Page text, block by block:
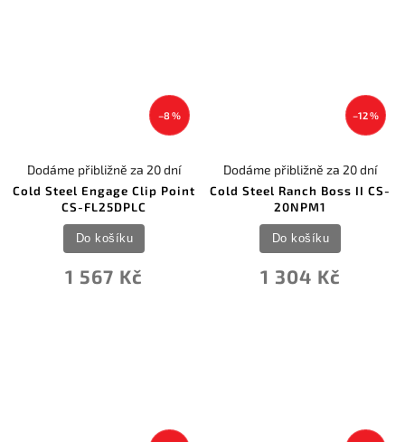
–8 %
Cold Steel Engage Clip Point
CS-FL25DPLC
Dodáme přibližně za 20 dní
1 567 Kč
Do košíku
–12 %
Cold Steel Ranch Boss II CS-
20NPM1
Dodáme přibližně za 20 dní
1 304 Kč
Do košíku